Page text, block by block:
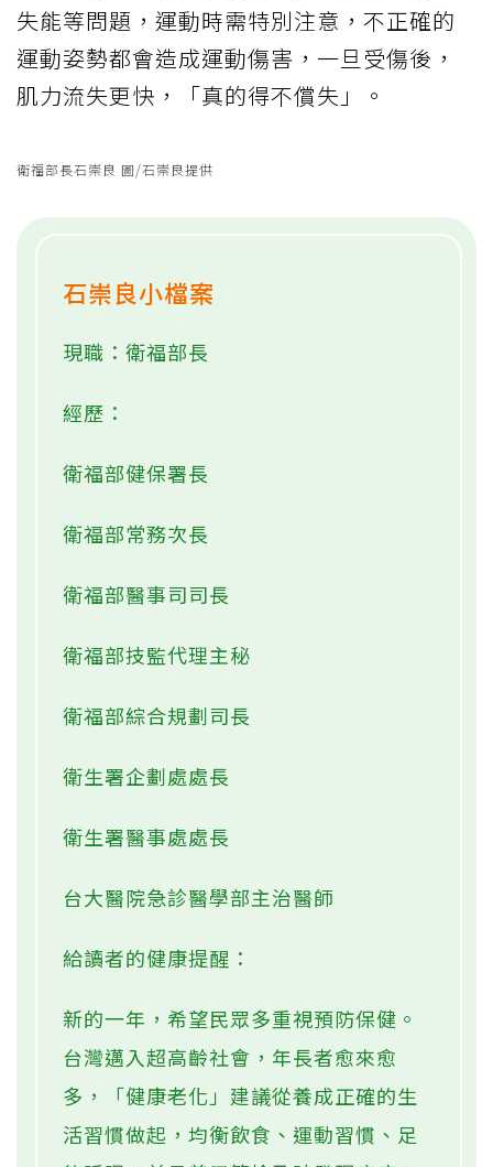
失能等問題，運動時需特別注意，不正確的
運動姿勢都會造成運動傷害，一旦受傷後，
肌力流失更快，「真的得不償失」。
衛福部長石崇良 圖/石崇良提供
石崇良小檔案
現職：衛福部長
經歷：
衛福部健保署長
衛福部常務次長
衛福部醫事司司長
衛福部技監代理主秘
衛福部綜合規劃司長
衛生署企劃處處長
衛生署醫事處處長